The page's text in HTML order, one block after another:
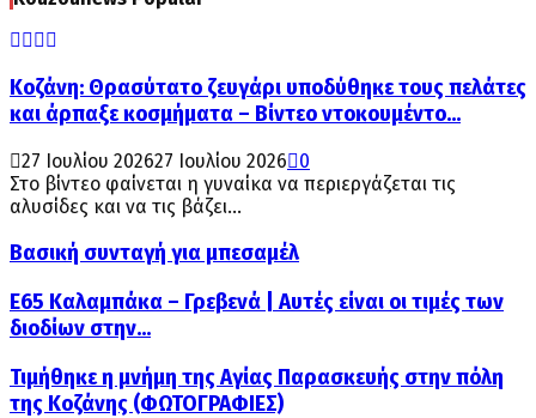
Κοζάνη: Θρασύτατο ζευγάρι υποδύθηκε τους πελάτες
και άρπαξε κοσμήματα – Βίντεο ντοκουμέντο...
27 Ιουλίου 202627 Ιουλίου 2026
0
Στο βίντεο φαίνεται η γυναίκα να περιεργάζεται τις
αλυσίδες και να τις βάζει...
Βασική συνταγή για μπεσαμέλ
Ε65 Καλαμπάκα – Γρεβενά | Αυτές είναι οι τιμές των
διοδίων στην...
Τιμήθηκε η μνήμη της Αγίας Παρασκευής στην πόλη
της Κοζάνης (ΦΩΤΟΓΡΑΦΙΕΣ)